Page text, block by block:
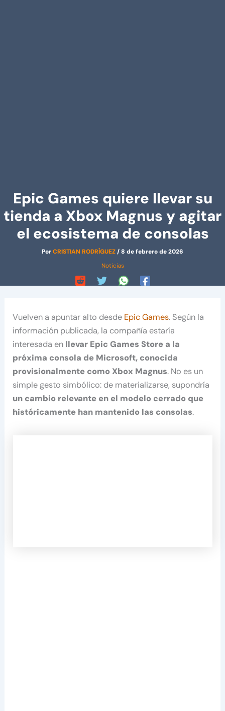
Epic Games quiere llevar su
tienda a Xbox Magnus y agitar
el ecosistema de consolas
PorCRISTIAN RODRÍGUEZ/8 de febrero de 2026
Noticias
Vuelven a apuntar alto desde Epic Games. Según la
información publicada, la compañía estaría
interesada en llevar Epic Games Store a la
próxima consola de Microsoft, conocida
provisionalmente como Xbox Magnus. No es un
simple gesto simbólico: de materializarse, supondría
un cambio relevante en el modelo cerrado que
históricamente han mantenido las consolas.